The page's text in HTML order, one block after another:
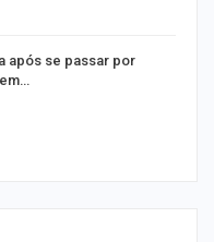
após se passar por